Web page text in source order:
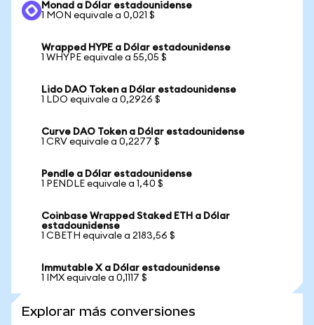
Monad a Dólar estadounidense
1 MON equivale a 0,021 $
Wrapped HYPE a Dólar estadounidense
1 WHYPE equivale a 55,05 $
Lido DAO Token a Dólar estadounidense
1 LDO equivale a 0,2926 $
Curve DAO Token a Dólar estadounidense
1 CRV equivale a 0,2277 $
Pendle a Dólar estadounidense
1 PENDLE equivale a 1,40 $
Coinbase Wrapped Staked ETH a Dólar
estadounidense
1 CBETH equivale a 2183,56 $
Immutable X a Dólar estadounidense
1 IMX equivale a 0,1117 $
Explorar más conversiones